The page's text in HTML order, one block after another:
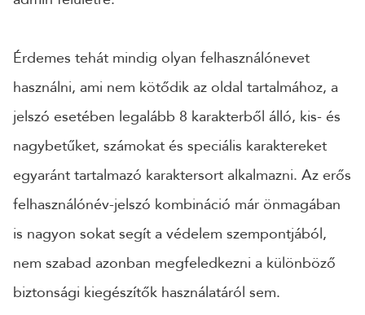
Érdemes tehát mindig olyan felhasználónevet
használni, ami nem kötődik az oldal tartalmához, a
jelszó esetében legalább 8 karakterből álló, kis- és
nagybetűket, számokat és speciális karaktereket
egyaránt tartalmazó karaktersort alkalmazni. Az erős
felhasználónév-jelszó kombináció már önmagában
is nagyon sokat segít a védelem szempontjából,
nem szabad azonban megfeledkezni a különböző
biztonsági kiegészítők használatáról sem.